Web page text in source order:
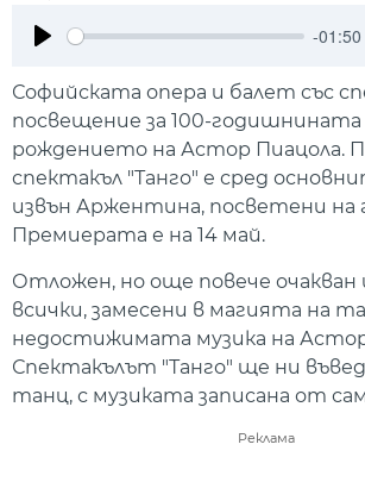
-01:50
Софийската опера и балет със
посвещение за 100-
рождението на Астор Пиацола.
спектакъл "Танго" е сред
извън Аржентина, посветени
Премиерата е на 14 май.
Отложен, но още повече
всички, замесени в магията на
недостижимата музика на
Спектакълът "Танго" ще ни
танц, с музиката записана от
Реклама